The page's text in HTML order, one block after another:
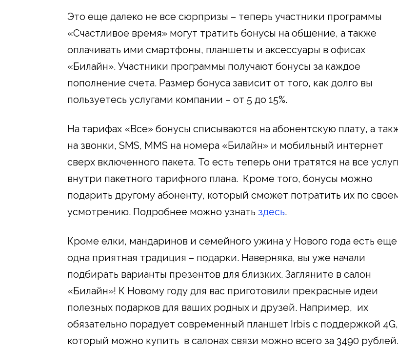
Это еще далеко не все сюрпризы – теперь участники программы
«Счастливое время» могут тратить бонусы на общение, а также
оплачивать ими смартфоны, планшеты и аксессуары в офисах
«Билайн». Участники программы получают бонусы за каждое
пополнение счета. Размер бонуса зависит от того, как долго вы
пользуетесь услугами компании – от 5 до 15%.
На тарифах «Все» бонусы списываются на абонентскую плату, а
на звонки, SMS, MMS на номера «Билайн» и мобильный интернет
сверх включенного пакета. То есть теперь они тратятся на все
внутри пакетного тарифного плана. Кроме того, бонусы можно
подарить другому абоненту, который сможет потратить их по
усмотрению. Подробнее можно узнать здесь.
Кроме елки, мандаринов и семейного ужина у Нового года есть еще
одна приятная традиция – подарки. Наверняка, вы уже начали
подбирать варианты презентов для близких. Загляните в салон
«Билайн»! К Новому году для вас приготовили прекрасные идеи
полезных подарков для ваших родных и друзей. Например, их
обязательно порадует современный планшет Irbis с поддержкой 4G,
который можно купить в салонах связи можно всего за 3490 рублей.